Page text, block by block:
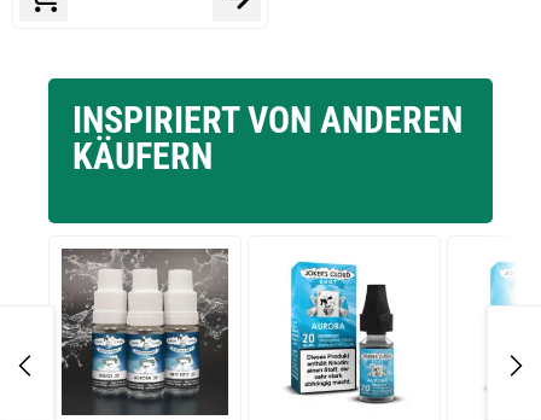
INSPIRIERT VON ANDEREN
KÄUFERN